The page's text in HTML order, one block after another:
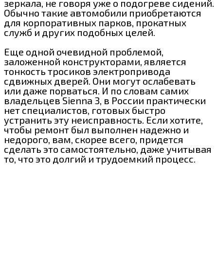
зеркала, не говоря уже о подогреве сидений.
Обычно такие автомобили приобретаются
для корпоративных парков, прокатных
служб и других подобных целей.
Еще одной очевидной проблемой,
заложенной конструкторами, является
тонкость тросиков электропривода
сдвижных дверей. Они могут ослабевать
или даже порваться. И по словам самих
владельцев Sienna 3, в России практически
нет специалистов, готовых быстро
устранить эту неисправность. Если хотите,
чтобы ремонт был выполнен надежно и
недорого, вам, скорее всего, придется
сделать это самостоятельно, даже учитывая
то, что это долгий и трудоемкий процесс.